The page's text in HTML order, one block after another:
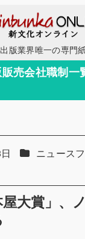
出版業界唯一の専門
売会社職制一
屋大賞」、
カテゴリー
ニュース